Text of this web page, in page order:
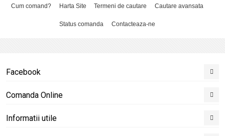
Cum comand? Harta Site Termeni de cautare Cautare avansata
Status comanda Contacteaza-ne
Facebook
Comanda Online
Informatii utile